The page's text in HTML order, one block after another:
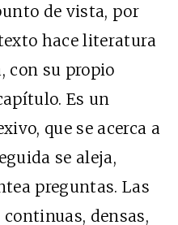
de vista, por
hace literatura
con su propio
Es un
que se acerca a
se aleja,
preguntas. Las
densas,